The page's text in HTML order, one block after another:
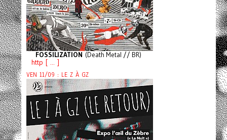
FOSSILIZATION (Death Metal // BR)
http [ ... ]
VEN 11/09 : LE Z À GZ